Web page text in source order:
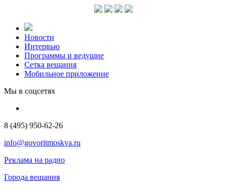
Новости
Интервью
Программы и ведущие
Сетка вещания
Мобильное приложение
Мы в соцсетях
8 (495) 950-62-26
info@govoritmoskva.ru
Реклама на радио
Города вещания